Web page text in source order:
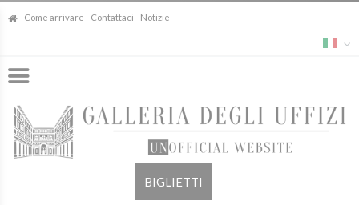
Come arrivare Contattaci Notizie
BIGLIETTI